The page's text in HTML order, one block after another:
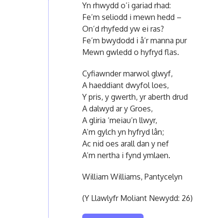
Yn rhwydd o’i gariad rhad:
Fe’m seliodd i mewn hedd –
On’d rhyfedd yw ei ras?
Fe’m bwydodd i â’r manna pur
Mewn gwledd o hyfryd flas.
Cyfiawnder marwol glwyf,
A haeddiant dwyfol loes,
Y pris, y gwerth, yr aberth drud
A dalwyd ar y Groes,
A gliria ‘meiau’n llwyr,
A’m gylch yn hyfryd lân;
Ac nid oes arall dan y nef
A’m nertha i fynd ymlaen.
William Williams, Pantycelyn
(Y Llawlyfr Moliant Newydd: 26)